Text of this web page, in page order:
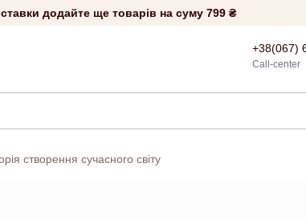
додайте ще товарів на суму 799 ₴
+38(067)
Call-center
створення сучасного світу